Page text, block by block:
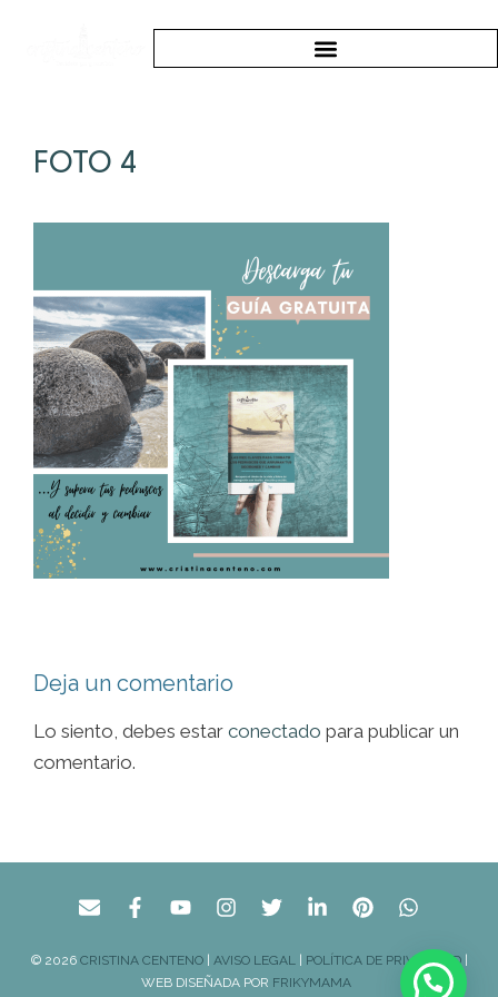
FOTO 4
Deja un comentario
Lo siento, debes estar conectado para publicar un
comentario.
© 2026 CRISTINA CENTENO| AVISO LEGAL | POLÍTICA DE PRIVACIDAD|
WEB DISEÑADA POR FRIKYMAMA